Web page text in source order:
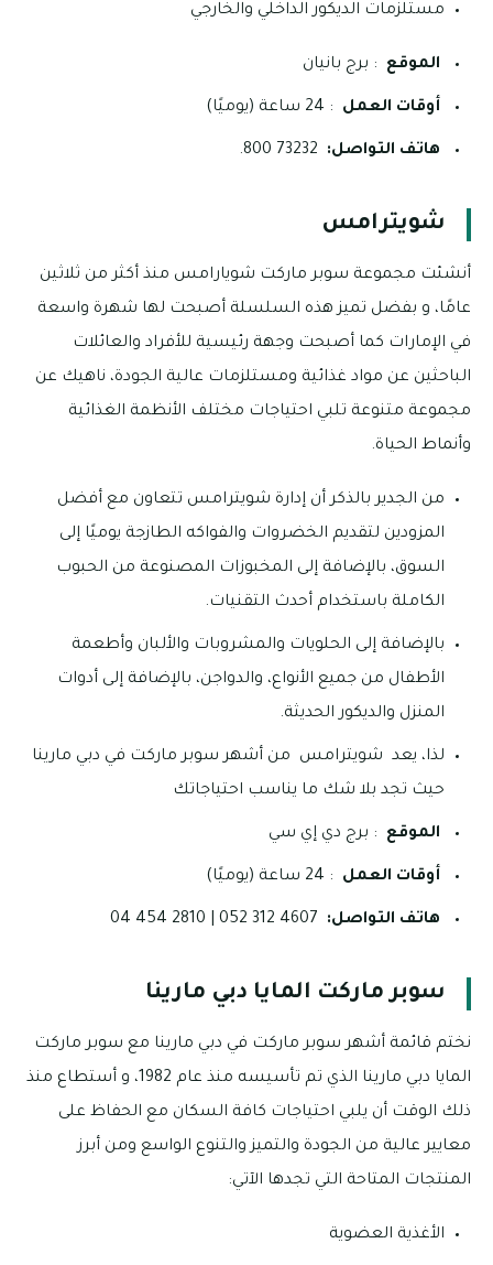
مستلزمات الديكور الداخلي والخارجي
الموقع : برج بانيان
أوقات العمل : 24 ساعة (يوميًا)
هاتف التواصل:
شويترامس
أنشئت مجموعة سوبر ماركت شويارامس منذ أكثر من ثلاثين
عامًا، و بفضل تميز هذه السلسلة أصبحت لها شهرة واسعة
في الإمارات كما أصبحت وجهة رئيسية للأفراد والعائلات
الباحثين عن مواد غذائية ومستلزمات عالية الجودة، ناهيك عن
مجموعة متنوعة تلبي احتياجات مختلف الأنظمة الغذائية
وأنماط الحياة.
من الجدير بالذكر أن إدارة شويترامس تتعاون مع أفضل
المزودين لتقديم الخضروات والفواكه الطازجة يوميًا إلى
السوق، بالإضافة إلى المخبوزات المصنوعة من الحبوب
الكاملة باستخدام أحدث التقنيات.
بالإضافة إلى الحلويات والمشروبات والألبان وأطعمة
الأطفال من جميع الأنواع، والدواجن، بالإضافة إلى أدوات
المنزل والديكور الحديثة.
لذا، يعد شويترامس
من أشهر سوبر ماركت في دبي مارينا
حيث تجد بلا شك ما يناسب احتياجاتك
الموقع : برج دي إي سي
أوقات العمل : 24 ساعة (يوميًا)
هاتف التواصل:
سوبر ماركت المايا دبي مارينا
نختم قائمة أشهر سوبر ماركت في دبي مارينا مع سوبر ماركت
المايا دبي مارينا الذي تم تأسيسه منذ عام 1982، و أستطاع منذ
ذلك الوقت أن يلبي احتياجات كافة السكان مع الحفاظ على
معايير عالية من الجودة والتميز والتنوع الواسع ومن أبرز
المنتجات المتاحة التي تجدها الآتي:
الأغذية العضوية